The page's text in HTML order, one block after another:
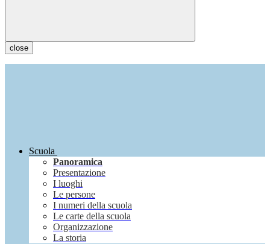
close
Scuola
Panoramica
Presentazione
I luoghi
Le persone
I numeri della scuola
Le carte della scuola
Organizzazione
La storia